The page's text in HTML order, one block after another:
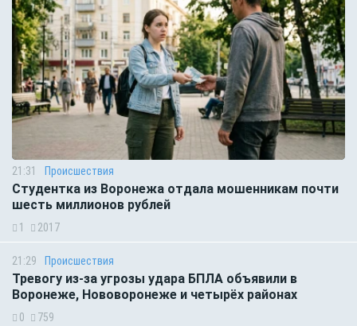
21:31 Происшествия
Студентка из Воронежа отдала мошенникам почти
шесть миллионов рублей
1 2017
21:29 Происшествия
Тревогу из-за угрозы удара БПЛА объявили в
Воронеже, Нововоронеже и четырёх районах
0 759